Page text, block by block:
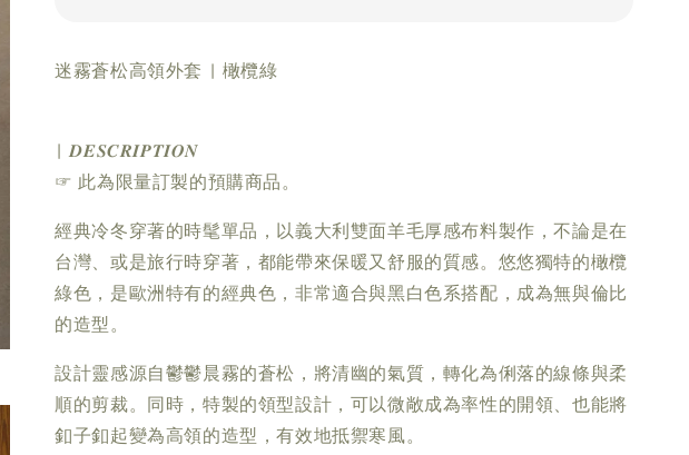
迷霧蒼松高領外套 | 橄欖綠
| 𝑫𝑬𝑺𝑪𝑹𝑰𝑷𝑻𝑰𝑶𝑵
☞ 此為限量訂製的預購商品。
經典冷冬穿著的時髦單品，以義大利雙面羊毛厚感布料製作，不論是在
台灣、或是旅行時穿著，都能帶來保暖又舒服的質感。悠悠獨特的橄欖
綠色，是歐洲特有的經典色，非常適合與黑白色系搭配，成為無與倫比
的造型。
設計靈感源自鬱鬱晨霧的蒼松，將清幽的氣質，轉化為俐落的線條與柔
順的剪裁。同時，特製的領型設計，可以微敞成為率性的開領、也能將
釦子釦起變為高領的造型，有效地抵禦寒風。